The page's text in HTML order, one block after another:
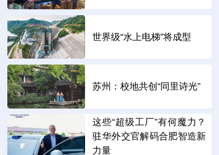
世界级“水上电梯”将成型
苏州：校地共创“同里诗光”
这些“超级工厂”有何魔力？
驻华外交官解码合肥智造新
力量